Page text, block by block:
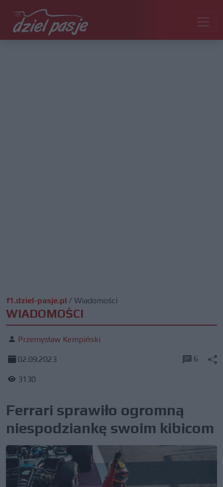
f1.dziel-pasje.pl / Wiadomości
WIADOMOŚCI
Przemysław Kempiński
02.09.2023
3130
6
Ferrari sprawiło ogromną
niespodziankę swoim kibicom